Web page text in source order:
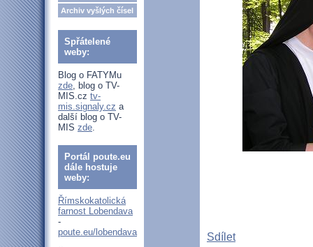
Archiv vyšlých čísel
Spřátelené
weby:
Blog o FATYMu
zde, blog o TV-
MIS.cz tv-
mis.signaly.cz a
další blog o TV-
MIS zde.
Portál poute.eu
dále hostuje
weby:
Římskokatolická
farnost Lobendava
-
poute.eu/lobendava
Sdílet